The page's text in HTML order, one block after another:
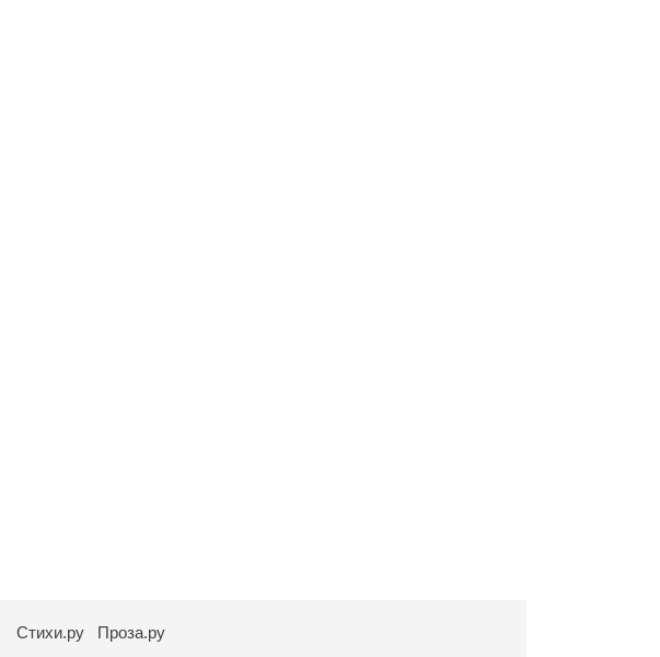
Стихи.ру Проза.ру